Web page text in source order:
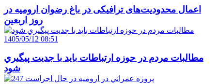
اعمال محدودیت‌های ترافیکی در باغ رضوان ارومیه در
روز اربعین
1405/05/12 08:51
مطالبات مردم در حوزه ارتباطات بايد با جديت پيگيري
شود